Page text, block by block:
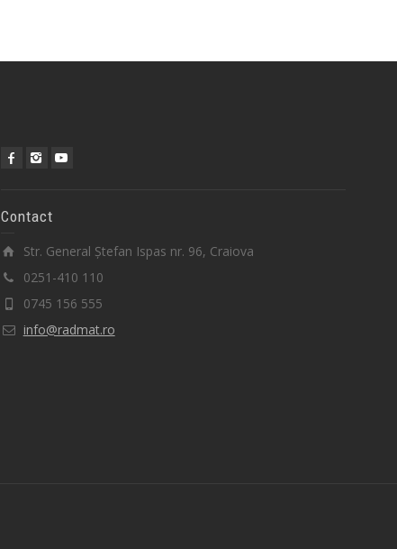
Contact
Str. General Ștefan Ispas nr. 96, Craiova
0251-410 110
0745 156 555
info@radmat.ro